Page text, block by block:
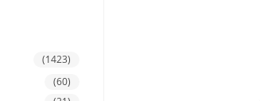
(1423)
(60)